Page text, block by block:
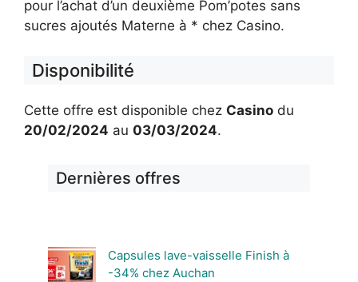
pour l’achat d’un deuxième Pom’potes sans
sucres ajoutés Materne à * chez Casino.
Disponibilité
Cette offre est disponible chez Casino du
20/02/2024 au 03/03/2024.
Dernières offres
Capsules lave-vaisselle Finish à
-34% chez Auchan